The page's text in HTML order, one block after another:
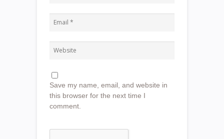
Save my name, email, and website in
this browser for the next time I
comment.